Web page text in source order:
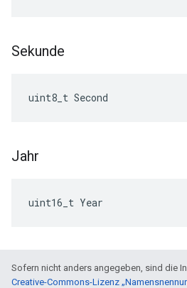
Sekunde
uint8_t Second
Jahr
uint16_t Year
Sofern nicht anders angegeben, sind die
Creative-Commons-Lizenz